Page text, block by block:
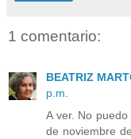
1 comentario:
BEATRIZ
p.m.
A ver. No
de noviembre